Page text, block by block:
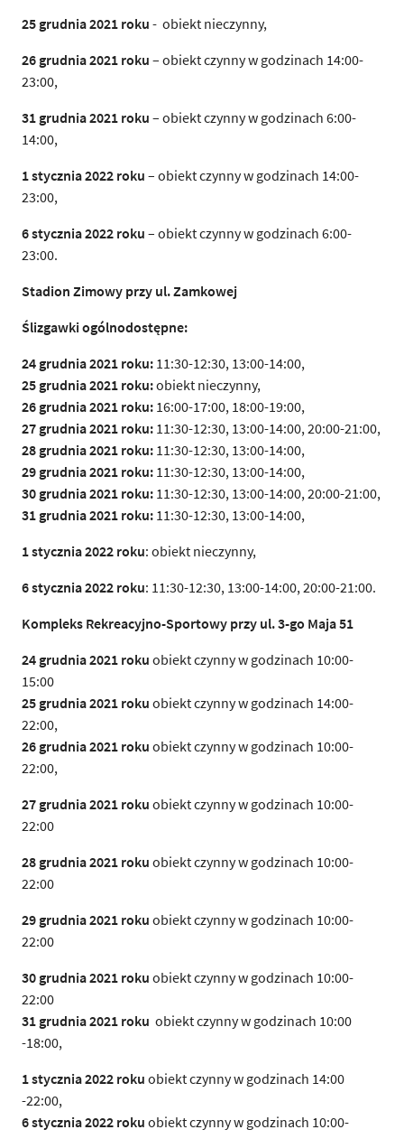
25 grudnia 2021 roku - obiekt nieczynny,
26 grudnia 2021 roku – obiekt czynny w godzinach 14:00-
23:00,
31 grudnia 2021 roku – obiekt czynny w godzinach 6:00-
14:00,
1 stycznia 2022 roku – obiekt czynny w godzinach 14:00-
23:00,
6 stycznia 2022 roku – obiekt czynny w godzinach 6:00-
23:00.
Stadion Zimowy przy ul. Zamkowej
Ślizgawki ogólnodostępne:
24 grudnia 2021 roku: 11:30-12:30, 13:00-14:00,
25 grudnia 2021 roku:obiekt nieczynny,
26 grudnia 2021 roku: 16:00-17:00, 18:00-19:00,
27 grudnia 2021 roku: 11:30-12:30, 13:00-14:00, 20:00-21:00,
28 grudnia 2021 roku: 11:30-12:30, 13:00-14:00,
29 grudnia 2021 roku: 11:30-12:30, 13:00-14:00,
30 grudnia 2021 roku: 11:30-12:30, 13:00-14:00, 20:00-21:00,
31 grudnia 2021 roku: 11:30-12:30, 13:00-14:00,
1 stycznia 2022 roku: obiekt nieczynny,
6 stycznia 2022 roku: 11:30-12:30, 13:00-14:00, 20:00-21:00.
Kompleks Rekreacyjno-Sportowy przy ul. 3-go Maja 51
24 grudnia 2021 roku obiekt czynny w godzinach 10:00-
15:00
25 grudnia 2021 roku obiekt czynny w godzinach 14:00-
22:00,
26 grudnia 2021 roku obiekt czynny w godzinach 10:00-
22:00,
27 grudnia 2021 roku obiekt czynny w godzinach 10:00-
22:00
28 grudnia 2021 roku obiekt czynny w godzinach 10:00-
22:00
29 grudnia 2021 roku obiekt czynny w godzinach 10:00-
22:00
30 grudnia 2021 roku obiekt czynny w godzinach 10:00-
22:00
31 grudnia 2021 roku obiekt czynny w godzinach 10:00
-18:00,
1 stycznia 2022 roku obiekt czynny w godzinach 14:00
-22:00,
6 stycznia 2022 roku obiekt czynny w godzinach 10:00-